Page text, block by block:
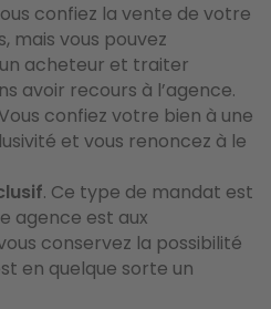
confiez la vente de votre
mais vous pouvez
acheteur et traiter
avoir recours à l’agence.
confiez votre bien à une
et vous renoncez à le
. Ce type de mandat est
agence est aux
conservez la possibilité
en quelque sorte un